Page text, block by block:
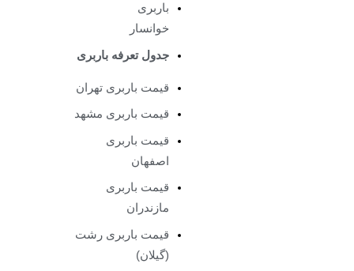
باربری
خوانسار
جدول تعرفه باربری
قیمت باربری تهران
قیمت باربری مشهد
قیمت باربری
اصفهان
قیمت باربری
مازندران
قیمت باربری رشت
(گیلان)